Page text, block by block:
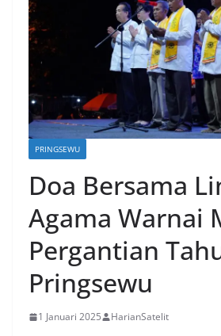
PRINGSEWU
Doa Bersama
Agama Warnai
Pergantian
Pringsewu
1 Januari 2025 HarianSatelit